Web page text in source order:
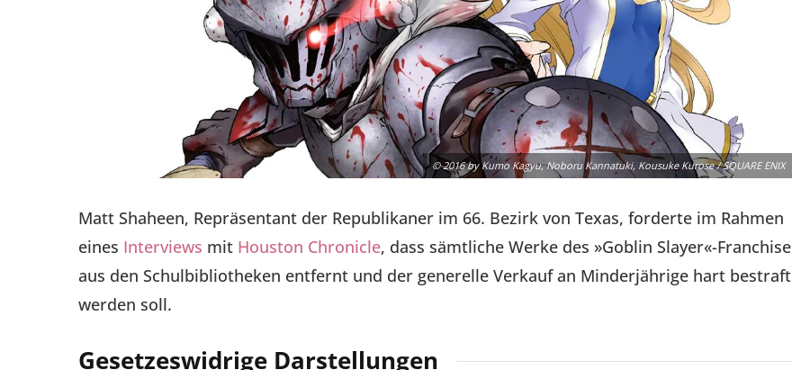
© 2016 by Kumo Kagyu, Noboru Kannatuki, Kousuke Kurose / SQUARE ENIX
Matt Shaheen, Repräsentant der Republikaner im 66. Bezirk von Texas, forderte im Rahmen
eines Interviews mit Houston Chronicle, dass sämtliche Werke des »Goblin Slayer«-Franchise
aus den Schulbibliotheken entfernt und der generelle Verkauf an Minderjährige hart bestraft
werden soll.
Gesetzeswidrige Darstellungen